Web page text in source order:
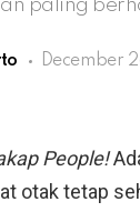
paling
December
People!
otak tetap